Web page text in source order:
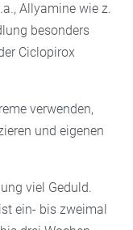
Allyamine wie z.
besonders
Ciclopirox
verwenden,
und eigenen
viel Geduld.
ein- bis zweimal